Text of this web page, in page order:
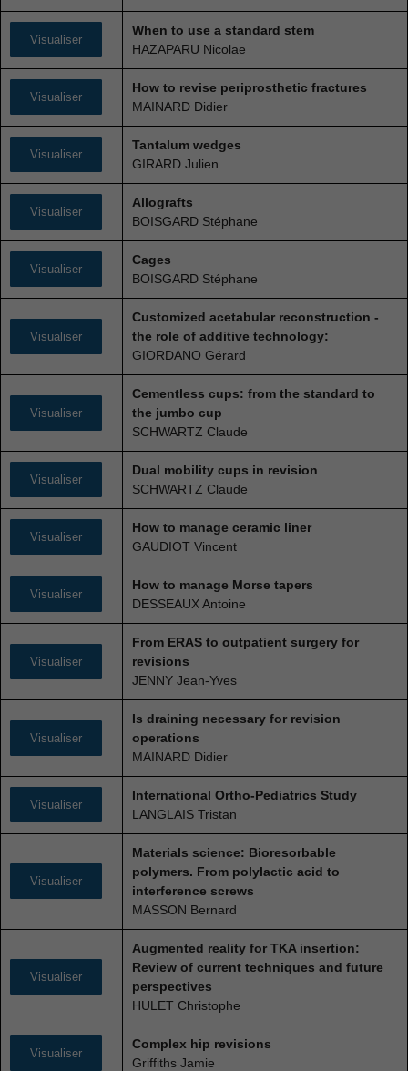
Visualiser
When to use a standard stem
HAZAPARU Nicolae
Visualiser
How to revise periprosthetic fractures
MAINARD Didier
Visualiser
Tantalum wedges
GIRARD Julien
Visualiser
Allografts
BOISGARD Stéphane
Visualiser
Cages
BOISGARD Stéphane
Visualiser
Customized acetabular reconstruction -
the role of additive technology:
GIORDANO Gérard
Visualiser
Cementless cups: from the standard to
the jumbo cup
SCHWARTZ Claude
Visualiser
Dual mobility cups in revision
SCHWARTZ Claude
Visualiser
How to manage ceramic liner
GAUDIOT Vincent
Visualiser
How to manage Morse tapers
DESSEAUX Antoine
Visualiser
From ERAS to outpatient surgery for
revisions
JENNY Jean-Yves
Visualiser
Is draining necessary for revision
operations
MAINARD Didier
Visualiser
International Ortho-Pediatrics Study
LANGLAIS Tristan
Visualiser
Materials science: Bioresorbable
polymers. From polylactic acid to
interference screws
MASSON Bernard
Visualiser
Augmented reality for TKA insertion:
Review of current techniques and future
perspectives
HULET Christophe
Visualiser
Complex hip revisions
Griffiths Jamie
Afin que notre
site Web
fonctionne
aussi bien que
possible lors
du site Web.
En partageant
votre intérêt et
votre
visitez notre
augmentez les
chances de
voir du
contenu et
des offres
personnalisés.